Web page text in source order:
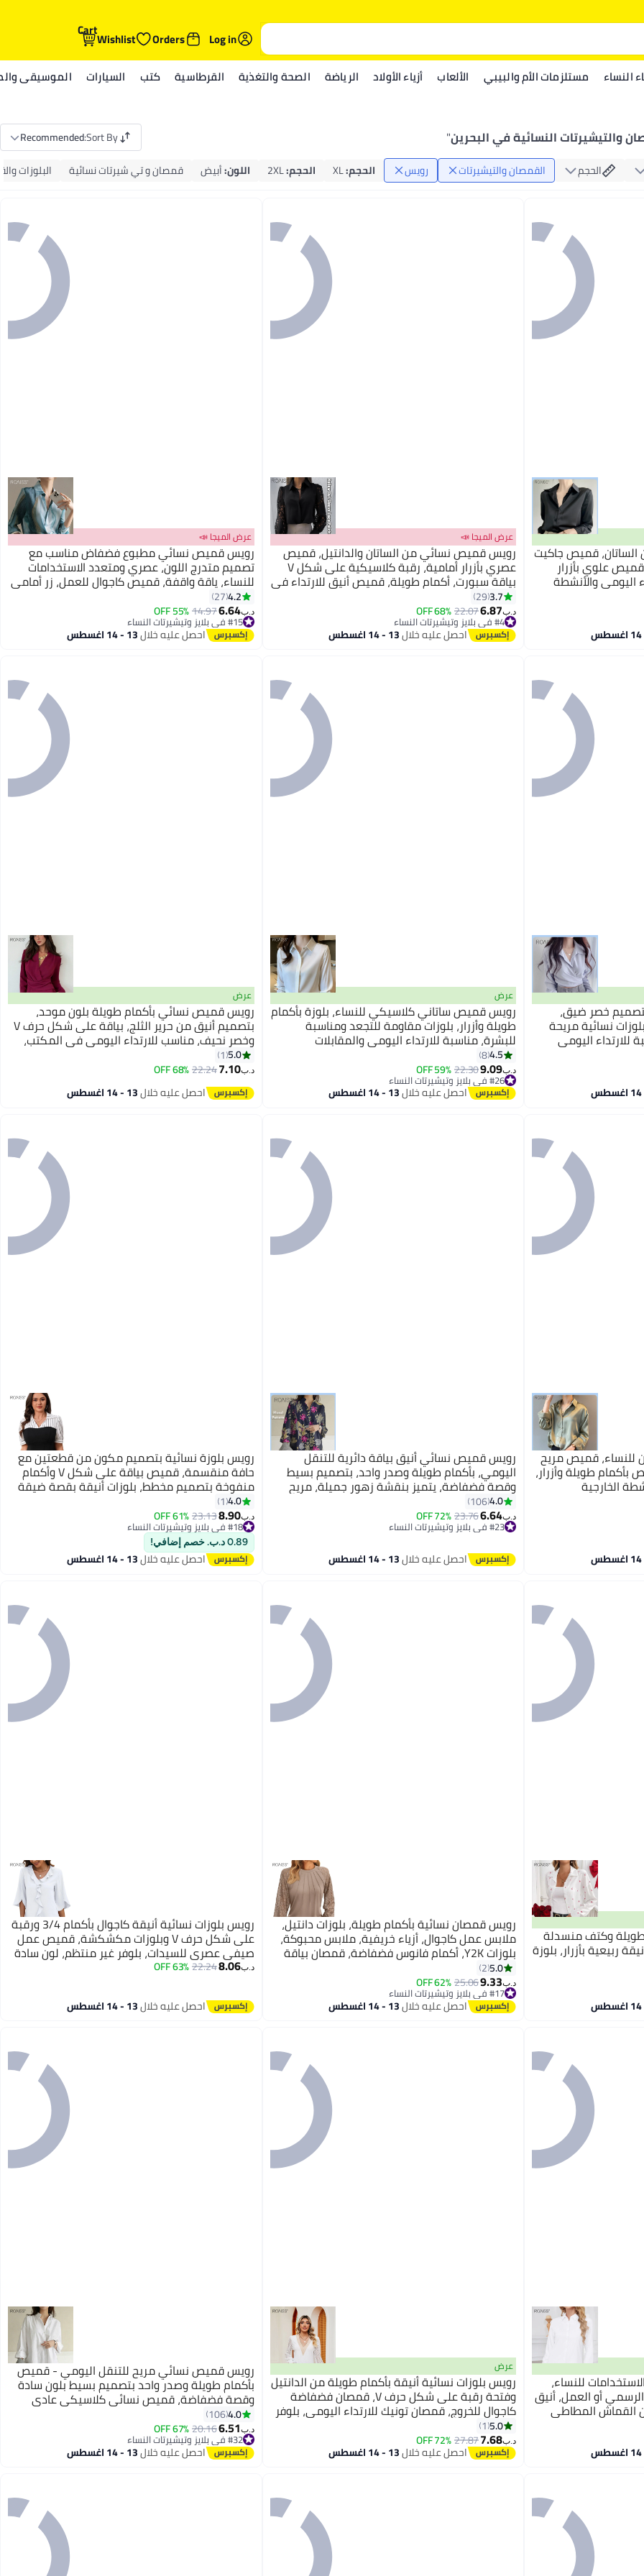
Log in
Orders
Wishlist
Cart
النساء مستلزمات الأم والبيبي الألعاب أزياء الأولاد الرياضة الصحة والتغذية القرطاسية كتب السيارات الموسيقى
والتيشيرتات النسائية في البحرين"
Sort By
:
Recommended
الحجم
القمصان والتيشيرتات رويس الحجم:
XL الحجم:
2XL اللون:أبيض قمصان و تي شيرتات نسائية البلوزات
قميص جاكيت
علوي بأزرار
اليومي والأنشطة
عرض الميجا 📣
رويس قميص نسائي من الساتان والدانتيل، قميص
عصري بأزرار أمامية، رقبة كلاسيكية على شكل V
بياقة سبورت، أكمام طويلة، قميص أنيق للارتداء في
المكتب والمناسبات المسائية والمناسبات الخاصة،
الأسود
3.7
29
د.ب‏6.87
22.07
68% OFF #4 في بلايز وتيشيرتات النساء
أقل سعر في 7 يوم
#4 في بلايز وتيشيرتات النساء احصل عليه خلال13 - 14 اغسطس
عرض الميجا 📣
رويس قميص نسائي مطبوع فضفاض مناسب مع
تصميم متدرج اللون، عصري ومتعدد الاستخدامات
للنساء، ياقة واقفة، قميص كاجوال للعمل، زر أمامي
مع جيوب، مريح وناعم، للارتداء اليومي للسيدات
4.2
27
د.ب‏6.64
14.97
55% OFF
#15 في بلايز وتيشيرتات النساء
#15 في بلايز وتيشيرتات النساء احصل عليه خلال13 - 14 اغسطس
خصر ضيق،
نسائية مريحة
للارتداء اليومي
عرض
رويس قميص ساتاني كلاسيكي للنساء، بلوزة بأكمام
طويلة وأزرار، بلوزات مقاومة للتجعد ومناسبة
للبشرة، مناسبة للارتداء اليومي والمقابلات
والاجتماعات أو أي مناسبة
4.5
8
د.ب‏9.09
22.30
59% OFF #26 في بلايز وتيشيرتات النساء
أقل سعر في 30 يوم
#26 في بلايز وتيشيرتات النساء احصل عليه خلال13 - 14 اغسطس
عرض
رويس قميص نسائي بأكمام طويلة بلون موحد،
بتصميم أنيق من حرير الثلج، بياقة على شكل حرف V
وخصر نحيف، مناسب للارتداء اليومي في المكتب،
بلون عنابي.
5.0
1
د.ب‏7.10
22.24
68% OFF
احصل عليه خلال13 - 14 اغسطس
للنساء، قميص مريح
طويلة وأزرار،
الخارجية
رويس قميص نسائي أنيق بياقة دائرية للتنقل
اليومي، بأكمام طويلة وصدر واحد، بتصميم بسيط
وقصة فضفاضة، يتميز بنقشة زهور جميلة، مريح
وجيد التهوية
4.0
106
د.ب‏6.64
23.76
72% OFF
#23 في بلايز وتيشيرتات النساء
احصل عليه خلال13 - 14 اغسطس
رويس بلوزة نسائية بتصميم مكون من قطعتين مع
حافة منقسمة، قميص بياقة على شكل V وأكمام
منفوخة بتصميم مخطط، بلوزات أنيقة بقصة ضيقة
للسيدات، مناسبة للمكتب والمواعيد والارتداء
اليومي
4.0
1
د.ب‏8.90
23.13
61% OFF
#18 في بلايز وتيشيرتات النساء
#18 في بلايز وتيشيرتات النساء
0.89 د.ب. خصم إضافي!
احصل عليه خلال13 - 14 اغسطس
وكتف منسدلة
ربيعية بأزرار، بلوزة
رويس قمصان نسائية بأكمام طويلة، بلوزات دانتيل،
ملابس عمل كاجوال، أزياء خريفية، ملابس محبوكة،
بلوزات Y2K، أكمام فانوس فضفاضة، قمصان بياقة
دائرية للسيدات
5.0
2
د.ب‏9.33
25.06
62% OFF
#17 في بلايز وتيشيرتات النساء
#17 في بلايز وتيشيرتات النساء احصل عليه خلال13 - 14 اغسطس
رويس بلوزات نسائية أنيقة كاجوال بأكمام 3/4 ورقبة
على شكل حرف V وبلوزات مكشكشة، قميص عمل
صيفي عصري للسيدات، بلوفر غير منتظم، لون سادة
أبيض
د.ب‏8.06
22.24
63% OFF
احصل عليه خلال13 - 14 اغسطس
للنساء،
أو العمل، أنيق
القماش المطاطي
اليومي في المكتب
عرض
رويس بلوزات نسائية أنيقة بأكمام طويلة من الدانتيل
وفتحة رقبة على شكل حرف V، قمصان فضفاضة
كاجوال للخروج، قمصان تونيك للارتداء اليومي، بلوفر
ربيعي مجوف للنساء باللون الأبيض
5.0
1
د.ب‏7.68
27.87
72% OFF
احصل عليه خلال13 - 14 اغسطس
رويس قميص نسائي مريح للتنقل اليومي - قميص
بأكمام طويلة وصدر واحد بتصميم بسيط بلون سادة
وقصة فضفاضة، قميص نسائي كلاسيكي عادي
4.0
106
د.ب‏6.51
20.16
67% OFF #32 في بلايز وتيشيرتات النساء
أقل سعر في 7 يوم
#32 في بلايز وتيشيرتات النساء احصل عليه خلال13 - 14 اغسطس